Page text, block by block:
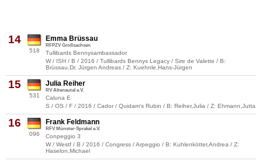
14
518
Emma Brüssau
RFPZV Großsachsen
Tullibards Bennysambassador
W / ISH / B / 2016 / Tullibards Bennys Legacy / Sire de Valette / B:
Brüssau,Dr. Jürgen Andreas / Z: Kuehnle,Hans-Jürgen
15
531
Julia Reiher
RV Altenautal e.V.
Caluna E
S / OS / F / 2016 / Cador / Quidam's Rubin / B: Reiher,Julia / Z: Ehmann,Jutta
16
096
Frank Feldmann
RFV Münster-Sprakel e.V.
Conpeggio 3
W / Westf / B / 2016 / Congress / Arpeggio / B: Kuhlenkötter,Andrea / Z:
Haselon,Michael